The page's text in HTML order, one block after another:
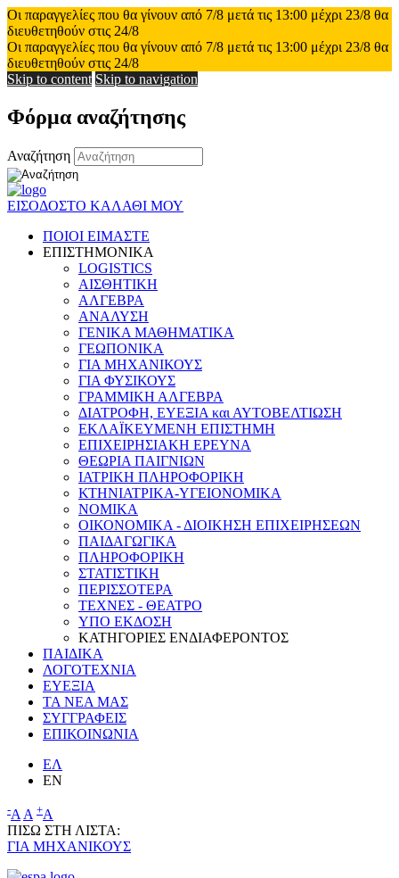
Οι παραγγελίες που θα γίνουν από 7/8 μετά τις 13:00 μέχρι 23/8 θα
διευθετηθούν στις 24/8
Οι παραγγελίες που θα γίνουν από 7/8 μετά τις 13:00 μέχρι 23/8 θα
διευθετηθούν στις 24/8
Skip to content Skip to navigation
Φόρμα αναζήτησης
Αναζήτηση
ΕΙΣΟΔΟΣΤΟ ΚΑΛΑΘΙ ΜΟΥ
ΠΟΙΟΙ ΕΙΜΑΣΤΕ
ΕΠΙΣΤΗΜΟΝΙΚΑ
LOGISTICS
ΑΙΣΘΗΤΙΚΗ
ΑΛΓΕΒΡΑ
ΑΝΑΛΥΣΗ
ΓΕΝΙΚΑ ΜΑΘΗΜΑΤΙΚΑ
ΓΕΩΠΟΝΙΚΑ
ΓΙΑ ΜΗΧΑΝΙΚΟΥΣ
ΓΙΑ ΦΥΣΙΚΟΥΣ
ΓΡΑΜΜΙΚΗ ΑΛΓΕΒΡΑ
ΔΙΑΤΡΟΦΗ, ΕΥΕΞΙΑ και ΑΥΤΟΒΕΛΤΙΩΣΗ
ΕΚΛΑΪΚΕΥΜΕΝΗ ΕΠΙΣΤΗΜΗ
ΕΠΙΧΕΙΡΗΣΙΑΚΗ ΕΡΕΥΝΑ
ΘΕΩΡΙΑ ΠΑΙΓΝΙΩΝ
ΙΑΤΡΙΚΗ ΠΛΗΡΟΦΟΡΙΚΗ
ΚΤΗΝΙΑΤΡΙΚΑ-ΥΓΕΙΟΝΟΜΙΚΑ
ΝΟΜΙΚΑ
ΟΙΚΟΝΟΜΙΚΑ - ΔΙΟΙΚΗΣΗ ΕΠΙΧΕΙΡΗΣΕΩΝ
ΠΑΙΔΑΓΩΓΙΚΑ
ΠΛΗΡΟΦΟΡΙΚΗ
ΣΤΑΤΙΣΤΙΚΗ
ΠΕΡΙΣΣΟΤΕΡΑ
ΤΕΧΝΕΣ - ΘΕΑΤΡΟ
ΥΠΟ ΕΚΔΟΣΗ
ΚΑΤΗΓΟΡΙΕΣ ΕΝΔΙΑΦΕΡΟΝΤΟΣ
ΠΑΙΔΙΚΑ
ΛΟΓΟΤΕΧΝΙΑ
ΕΥΕΞΙΑ
ΤΑ NEA ΜΑΣ
ΣΥΓΓΡΑΦΕΙΣ
ΕΠΙΚΟΙΝΩΝΙΑ
ΕΛ
ΕΝ
-A A +A
ΠΙΣΩ ΣΤΗ ΛΙΣΤΑ:
ΓΙΑ ΜΗΧΑΝΙΚΟΥΣ